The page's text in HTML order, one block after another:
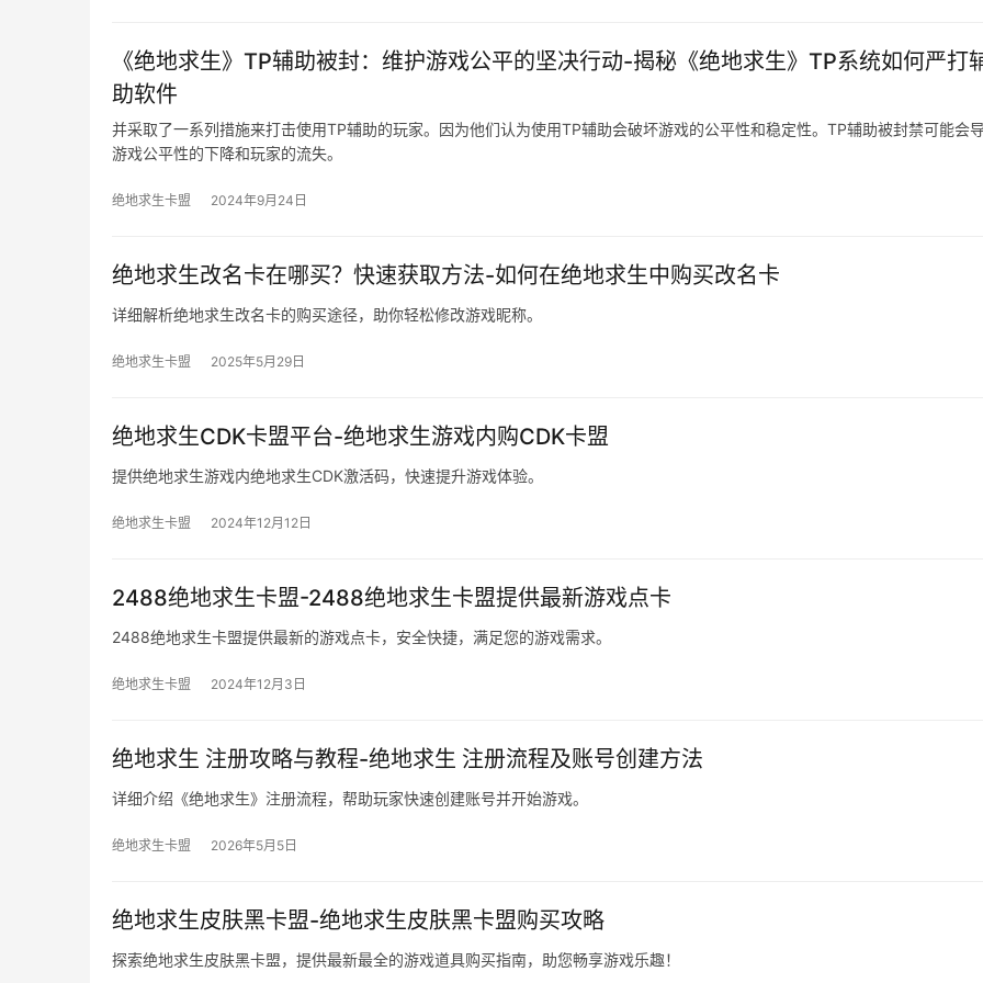
《绝地求生》TP辅助被封：维护游戏公平的坚决行动-揭秘《绝地求生》TP系统如何严打
助软件
并采取了一系列措施来打击使用TP辅助的玩家。因为他们认为使用TP辅助会破坏游戏的公平性和稳定性。TP辅助被封禁可能会
游戏公平性的下降和玩家的流失。
绝地求生卡盟 2024年9月24日
绝地求生改名卡在哪买？快速获取方法-如何在绝地求生中购买改名卡
详细解析绝地求生改名卡的购买途径，助你轻松修改游戏昵称。
绝地求生卡盟 2025年5月29日
绝地求生CDK卡盟平台-绝地求生游戏内购CDK卡盟
提供绝地求生游戏内绝地求生CDK激活码，快速提升游戏体验。
绝地求生卡盟 2024年12月12日
2488绝地求生卡盟-2488绝地求生卡盟提供最新游戏点卡
2488绝地求生卡盟提供最新的游戏点卡，安全快捷，满足您的游戏需求。
绝地求生卡盟 2024年12月3日
绝地求生 注册攻略与教程-绝地求生 注册流程及账号创建方法
详细介绍《绝地求生》注册流程，帮助玩家快速创建账号并开始游戏。
绝地求生卡盟 2026年5月5日
绝地求生皮肤黑卡盟-绝地求生皮肤黑卡盟购买攻略
探索绝地求生皮肤黑卡盟，提供最新最全的游戏道具购买指南，助您畅享游戏乐趣！